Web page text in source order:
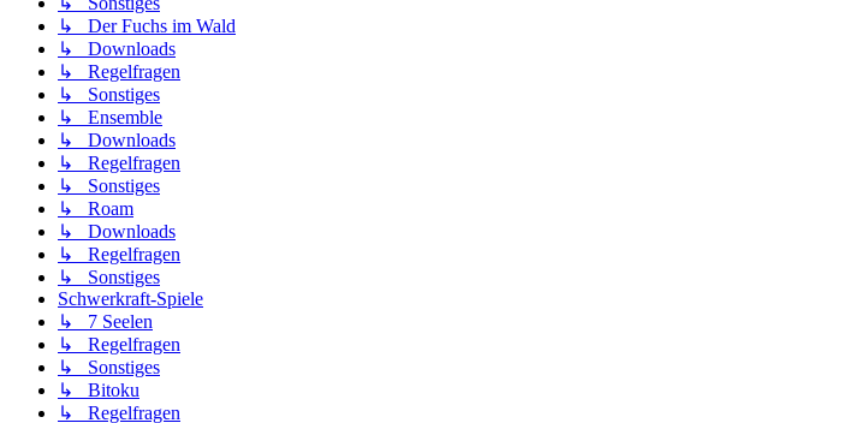
↳ Der Fuchs im Wald
↳ Downloads
↳ Regelfragen
↳ Sonstiges
↳ Ensemble
↳ Downloads
↳ Regelfragen
↳ Sonstiges
↳ Roam
↳ Downloads
↳ Regelfragen
↳ Sonstiges
Schwerkraft-Spiele
↳ 7 Seelen
↳ Regelfragen
↳ Sonstiges
↳ Bitoku
↳ Regelfragen